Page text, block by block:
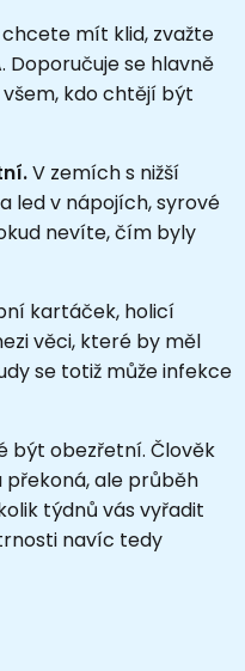
chcete mít klid, zvažte
se hlavně
kdo chtějí být
V zemích s nižší
led v nápojích, syrové
nevíte, čím byly
kartáček, holicí
věci, které by měl
se totiž může infekce
být obezřetní. Člověk
překoná, ale průběh
týdnů vás vyřadit
navíc tedy